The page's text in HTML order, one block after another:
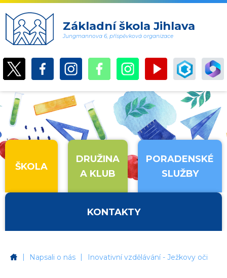
Základní škola Jihlava
Jungmannova 6, příspěvková organizace
ŠKOLA
DRUŽINA
A KLUB
PORADENSKÉ
SLUŽBY
KONTAKTY
Základní škola Jihlava, Jungmannova 6
| Napsali o nás | Inovativní vzdělávání - Ježkovy oči